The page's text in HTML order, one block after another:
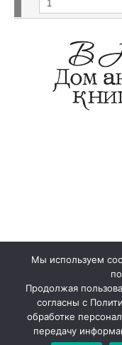
125009, г.
Мы используем
Продолжая
согласны с
обработке
передачу